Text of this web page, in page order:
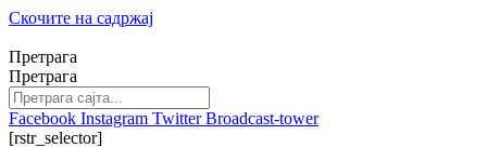
Скочите на садржај
Претрага
Претрага
Facebook Instagram Twitter Broadcast-tower
[rstr_selector]